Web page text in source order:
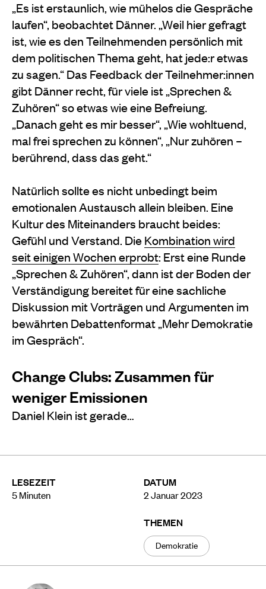
LESEZEIT
5Minuten
DATUM
2 Januar 2023
THEMEN
Demokratie
„Es ist erstaunlich, wie mühelos die Gespräche
laufen“, beobachtet Dänner. „Weil hier gefragt
ist, wie es den Teilnehmenden persönlich mit
dem politischen Thema geht, hat jede:r etwas
zu sagen.“ Das Feedback der Teilnehmer:innen
gibt Dänner recht, für viele ist „Sprechen &
Zuhören“ so etwas wie eine Befreiung.
„Danach geht es mir besser“, „Wie wohltuend,
mal frei sprechen zu können“, „Nur zuhören –
berührend, dass das geht.“
Natürlich sollte es nicht unbedingt beim
emotionalen Austausch allein bleiben. Eine
Kultur des Miteinanders braucht beides:
Gefühl und Verstand. DieKombination wird
seit einigen Wochen erprobt: Erst eine Runde
„Sprechen & Zuhören“, dann ist der Boden der
Verständigung bereitet für eine sachliche
Diskussion mit Vorträgen und Argumenten im
bewährten Debattenformat „Mehr Demokratie
im Gespräch“.
Change Clubs: Zusammen für
weniger Emissionen
Daniel Klein ist gerade…